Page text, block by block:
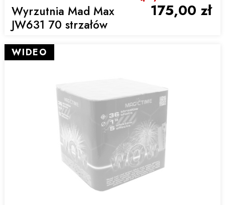
Wyrzutnia Mad Max
JW631 70 strzałów
175,00 zł
WIDEO